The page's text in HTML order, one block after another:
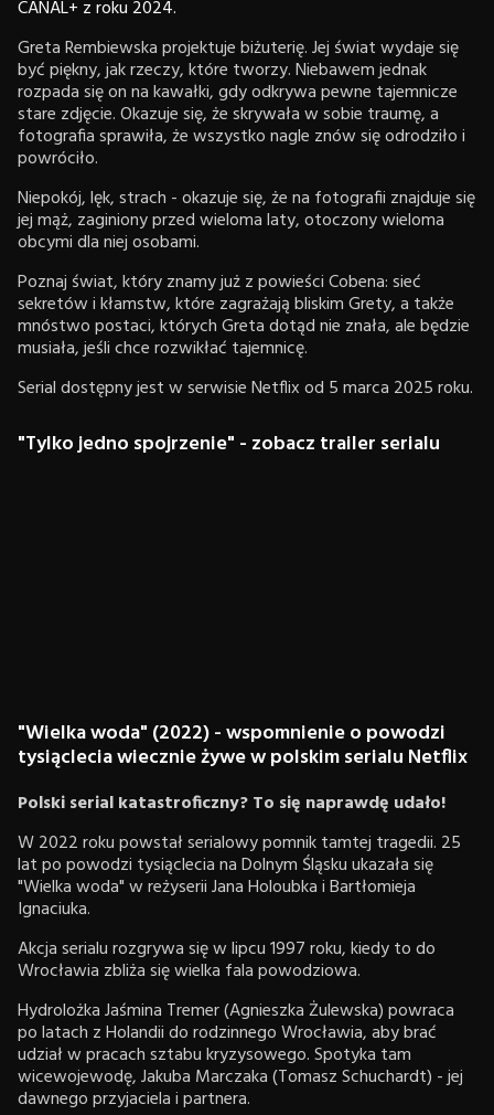
CANAL+ z roku 2024.
Greta Rembiewska projektuje biżuterię. Jej świat wydaje się
być piękny, jak rzeczy, które tworzy. Niebawem jednak
rozpada się on na kawałki, gdy odkrywa pewne tajemnicze
stare zdjęcie. Okazuje się, że skrywała w sobie traumę, a
fotografia sprawiła, że wszystko nagle znów się odrodziło i
powróciło.
Niepokój, lęk, strach - okazuje się, że na fotografii znajduje się
jej mąż, zaginiony przed wieloma laty, otoczony wieloma
obcymi dla niej osobami.
Poznaj świat, który znamy już z powieści Cobena: sieć
sekretów i kłamstw, które zagrażają bliskim Grety, a także
mnóstwo postaci, których Greta dotąd nie znała, ale będzie
musiała, jeśli chce rozwikłać tajemnicę.
Serial dostępny jest w serwisie Netflix od 5 marca 2025 roku.
"Tylko jedno spojrzenie" - zobacz trailer serialu
"Wielka woda" (2022) - wspomnienie o powodzi
tysiąclecia wiecznie żywe w polskim serialu Netflix
Polski serial katastroficzny? To się naprawdę udało!
W 2022 roku powstał serialowy pomnik tamtej tragedii. 25
lat po powodzi tysiąclecia na Dolnym Śląsku ukazała się
"Wielka woda" w reżyserii Jana Holoubka i Bartłomieja
Ignaciuka.
Akcja serialu rozgrywa się w lipcu 1997 roku, kiedy to do
Wrocławia zbliża się wielka fala powodziowa.
Hydrolożka Jaśmina Tremer (Agnieszka Żulewska) powraca
po latach z Holandii do rodzinnego Wrocławia, aby brać
udział w pracach sztabu kryzysowego. Spotyka tam
wicewojewodę, Jakuba Marczaka (Tomasz Schuchardt) - jej
dawnego przyjaciela i partnera.